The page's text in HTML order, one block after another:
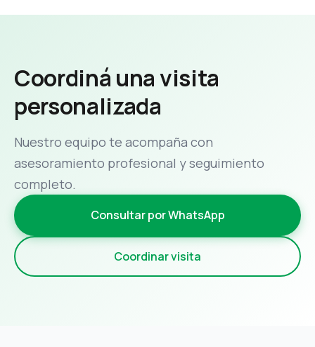
Coordiná una visita
personalizada
Nuestro equipo te acompaña con
asesoramiento profesional y seguimiento
completo.
Consultar por WhatsApp
Coordinar visita